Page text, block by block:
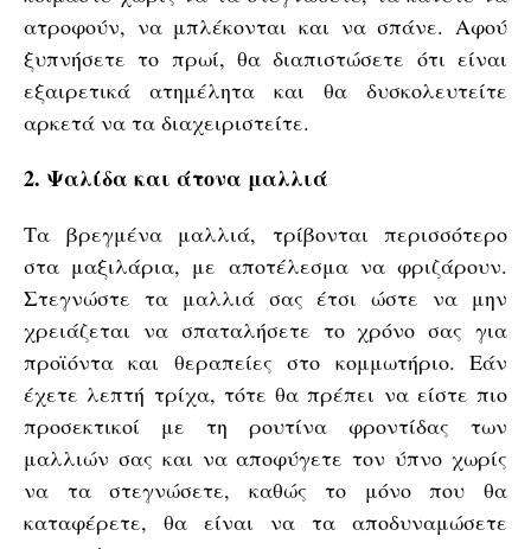
ατροφούν, να μπλέκονται και να σπάνε. Αφού
ξυπνήσετε το πρωί, θα διαπιστώσετε ότι είναι
εξαιρετικά ατημέλητα και θα δυσκολευτείτε
αρκετά να τα διαχειριστείτε.
2. Ψαλίδα και άτονα μαλλιά
Τα βρεγμένα μαλλιά, τρίβονται περισσότερο
στα μαξιλάρια, με αποτέλεσμα να φριζάρουν.
Στεγνώστε τα μαλλιά σας έτσι ώστε να μην
χρειάζεται να σπαταλήσετε το χρόνο σας για
προϊόντα και θεραπείες στο κομμωτήριο. Εάν
έχετε λεπτή τρίχα, τότε θα πρέπει να είστε πιο
προσεκτικοί με τη ρουτίνα φροντίδας των
μαλλιών σας και να αποφύγετε τον ύπνο χωρίς
να τα στεγνώσετε, καθώς το μόνο που θα
καταφέρετε, θα είναι να τα αποδυναμώσετε